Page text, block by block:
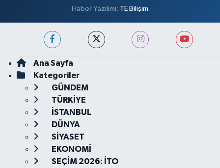
Haber Yazılımı: TE Bilişim
Ana Sayfa
Kategoriler
GÜNDEM
TÜRKİYE
İSTANBUL
DÜNYA
SİYASET
EKONOMİ
SEÇİM 2026: İTO